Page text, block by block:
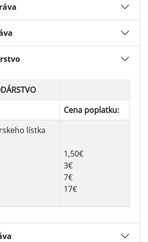
Cena poplatku:
lístka
1,50€
3€
7€
17€